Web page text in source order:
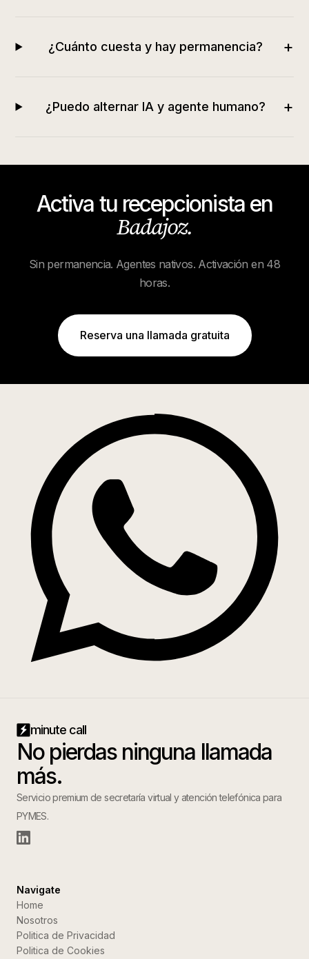
¿Cuánto cuesta y hay permanencia? +
¿Puedo alternar IA y agente humano? +
Activa tu recepcionista en
Badajoz.
Sin permanencia. Agentes nativos. Activación en 48
horas.
Reserva una llamada gratuita
minute call
No pierdas ninguna llamada
más.
Servicio premium de secretaría virtual y atención telefónica para
PYMES.
Navigate
Home
Nosotros
Politica de Privacidad
Politica de Cookies